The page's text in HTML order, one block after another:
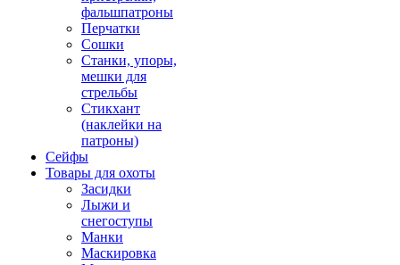
фальшпатроны
Перчатки
Сошки
Станки, упоры,
мешки для
стрельбы
Стикхант
(наклейки на
патроны)
Сейфы
Товары для охоты
Засидки
Лыжи и
снегоступы
Манки
Маскировка